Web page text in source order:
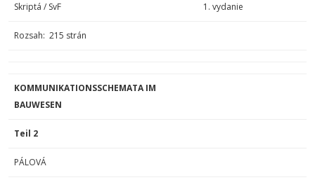
Skriptá / SvF 1. vydanie
Rozsah: 215 strán
KOMMUNIKATIONSSCHEMATA IM
BAUWESEN
Teil 2
PÁLOVÁ